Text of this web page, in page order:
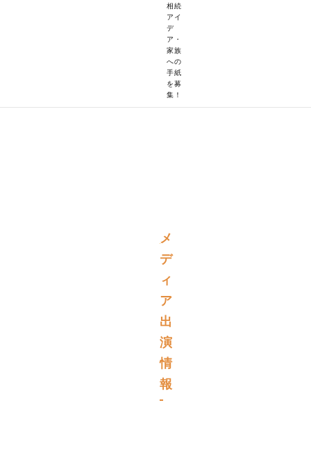
相続
アイ
デ
ア・
家族
への
手紙
を募
集！
メ
デ
ィ
ア
出
演
情
報